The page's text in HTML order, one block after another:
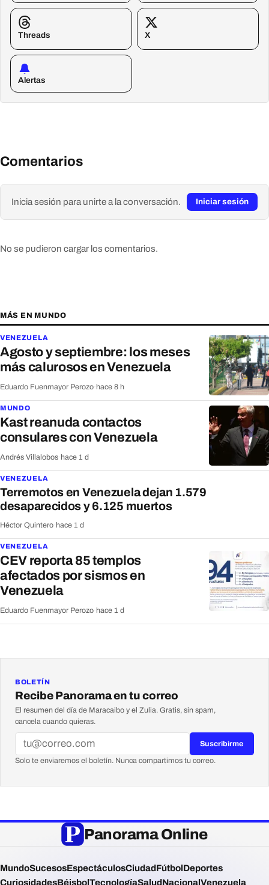
Threads X
Alertas
Comentarios
Inicia sesión para unirte a la conversación. Iniciar sesión
No se pudieron cargar los comentarios.
MÁS EN MUNDO
VENEZUELA
Agosto y septiembre: los meses
más calurosos en Venezuela
Eduardo Fuenmayor Perozo hace 8 h
MUNDO
Kast reanuda contactos
consulares con Venezuela
Andrés Villalobos hace 1 d
VENEZUELA
Terremotos en Venezuela dejan 1.579
desaparecidos y 6.125 muertos
Héctor Quintero hace 1 d
VENEZUELA
CEV reporta 85 templos
afectados por sismos en
Venezuela
Eduardo Fuenmayor Perozo hace 1 d
BOLETÍN
Recibe Panorama en tu correo
El resumen del día de Maracaibo y el Zulia. Gratis, sin spam,
cancela cuando quieras.
Suscribirme
Solo te enviaremos el boletín. Nunca compartimos tu correo.
Panorama Online
MundoSucesosEspectáculosCiudadFútbol Deportes
CuriosidadesBéisbol TecnologíaSaludNacional Venezuela